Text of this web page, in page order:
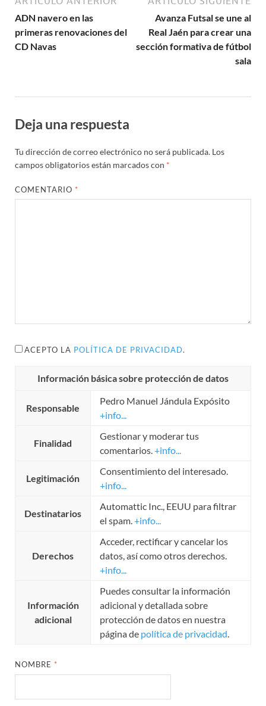
ADN navero en las
primeras renovaciones del
CD Navas
Avanza Futsal se une al
Real Jaén para crear una
sección formativa de fútbol
sala
Deja una respuesta
Tu dirección de correo electrónico no será publicada. Los
campos obligatorios están marcados con *
COMENTARIO *
ACEPTO LA POLÍTICA DE PRIVACIDAD.
Información básica sobre protección de datos
Responsable
Pedro Manuel Jándula Expósito
+info...
Finalidad
Gestionar y moderar tus
comentarios.+info...
Legitimación
Consentimiento del interesado.
+info...
Destinatarios
Automattic Inc., EEUU para filtrar
el spam.+info...
Derechos
Acceder, rectificar y cancelar los
datos, así como otros derechos.
+info...
Información
adicional
Puedes consultar la información
adicional y detallada sobre
protección de datos en nuestra
página de política de privacidad.
NOMBRE *